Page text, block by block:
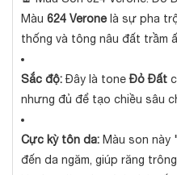
Màu 624 Verone là sự pha
thống và tông nâu đất trầm
Sắc độ:Đây là toneĐỏ Đất
nhưng đủ để tạo chiều sâu
Cực kỳ tôn da: Màu son
đến da ngăm, giúp răng